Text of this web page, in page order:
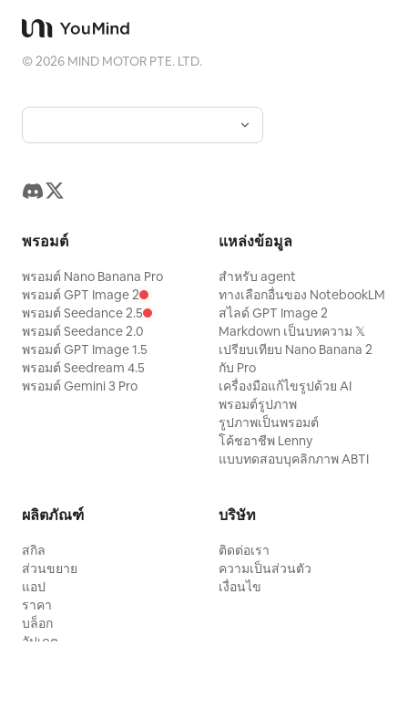
©2026 MIND MOTOR PTE. LTD.
พรอมต์
พรอมต์ Nano Banana Pro
พรอมต์ GPT Image 2
พรอมต์ Seedance 2.5
พรอมต์ Seedance 2.0
พรอมต์ GPT Image 1.5
พรอมต์ Seedream 4.5
พรอมต์ Gemini 3 Pro
แหล่งข้อมูล
สำหรับ agent
ทางเลือกอื่นของ NotebookLM
สไลด์ GPT Image 2
Markdown เป็นบทความ 𝕏
เปรียบเทียบ Nano Banana 2
กับ Pro
เครื่องมือแก้ไขรูปด้วย AI
พรอมต์รูปภาพ
รูปภาพเป็นพรอมต์
โค้ชอาชีพ Lenny
แบบทดสอบบุคลิกภาพ ABTI
ผลิตภัณฑ์
สกิล
ส่วนขยาย
แอป
ราคา
บล็อก
อัปเดต
บริษัท
ติดต่อเรา
ความเป็นส่วนตัว
เงื่อนไข